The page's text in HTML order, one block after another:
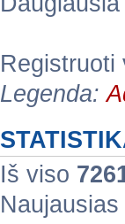
Registruoti
Legenda:
Iš viso